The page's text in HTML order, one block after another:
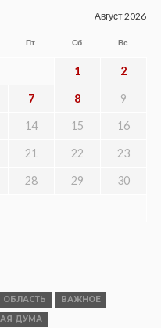
Август 2026
Пт Сб Вс
1 2
7 8 9
14 15 16
21 22 23
28 29 30
ОБЛАСТЬ
ВАЖНОЕ
ДУМА